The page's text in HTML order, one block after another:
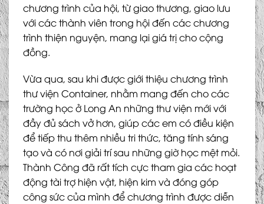
chương trình của hội, từ giao thương, giao lưu
với các thành viên trong hội đến các chương
trình thiện nguyện, mang lại giá trị cho cộng
đồng.
Vừa qua, sau khi được giới thiệu chương trình
thư viện Container, nhằm mang đến cho các
trường học ở Long An những thư viện mới với
đầy đủ sách vở hơn, giúp các em có điều kiện
để tiếp thu thêm nhiều tri thức, tăng tính sáng
tạo và có nơi giải trí sau những giờ học mệt mỏi.
Thành Công đã rất tích cực tham gia các hoạt
động tài trợ hiện vật, hiện kim và đóng góp
công sức của mình để chương trình được diễn